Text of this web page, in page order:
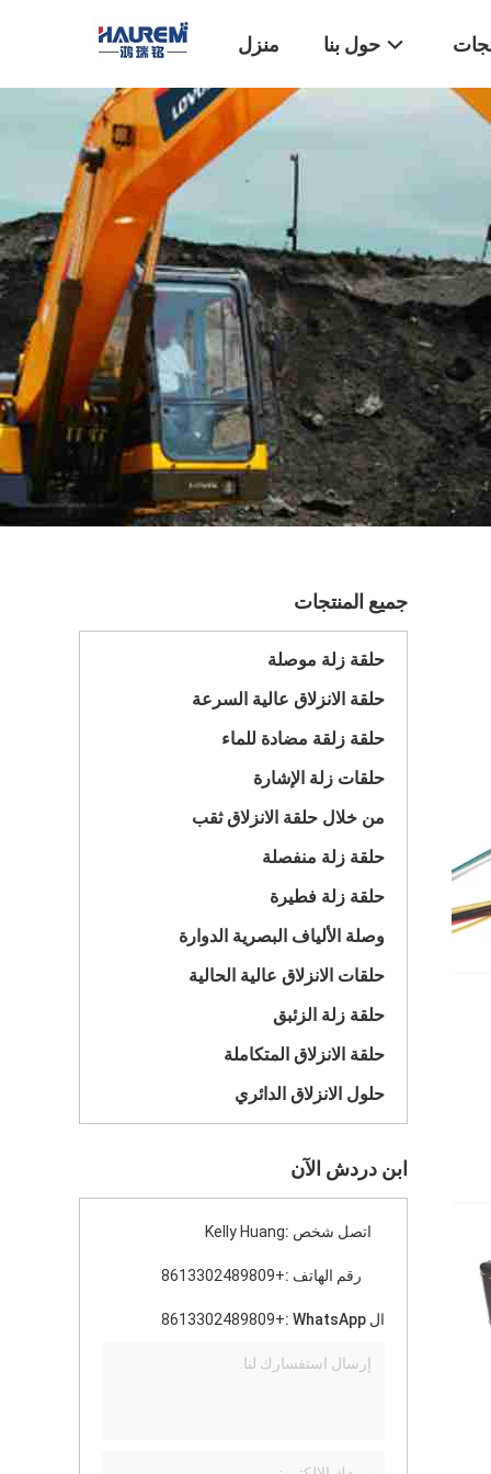
منزل حول بنا
جميع المنتجات
حلقة زلة موصلة
حلقة الانزلاق عالية السرعة
حلقة زلقة مضادة للماء
حلقات زلة الإشارة
من خلال حلقة الانزلاق ثقب
حلقة زلة منفصلة
حلقة زلة فطيرة
وصلة الألياف البصرية الدوارة
حلقات الانزلاق عالية الحالية
حلقة زلة الزئبق
حلقة الانزلاق المتكاملة
حلول الانزلاق الدائري
ابن دردش الآن
اتصل شخص :Kelly Huang
رقم الهاتف :+8613302489809
ال WhatsApp : +8613302489809